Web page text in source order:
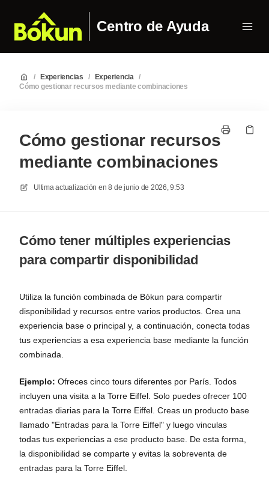
Centro de Ayuda
/ Experiencias / Experiencia /
Cómo gestionar recursos mediante combinaciones
Cómo gestionar recursos
mediante combinaciones
Ultima actualización en 8 de junio de 2026, 9:53
Cómo tener múltiples experiencias
para compartir disponibilidad
Utiliza la función combinada de Bókun para compartir
disponibilidad y recursos entre varios productos. Crea una
experiencia base o principal y, a continuación, conecta todas
tus experiencias a esa experiencia base mediante la función
combinada.
Ejemplo: Ofreces cinco tours diferentes por París. Todos
incluyen una visita a la Torre Eiffel. Solo puedes ofrecer 100
entradas diarias para la Torre Eiffel. Creas un producto base
llamado "Entradas para la Torre Eiffel" y luego vinculas
todas tus experiencias a ese producto base. De esta forma,
la disponibilidad se comparte y evitas la sobreventa de
entradas para la Torre Eiffel.